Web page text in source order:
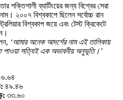
শক্তিশালী ব্যাটিংয়ের জন্য বিশ্বের সেরা
২০০৭ বিশ্বকাপে ছিলেন সর্বোচ্চ রান
বিশ্বকাপ জয়ে এবং টেস্ট ক্রিকেটে
‘আমার অনেক আদর্শের নাম এই তালিকায়
পাওয়া সত্যিই এক অভাবনীয় অনুভূতি।’
৪৯.৪৬
৩৩.৬০